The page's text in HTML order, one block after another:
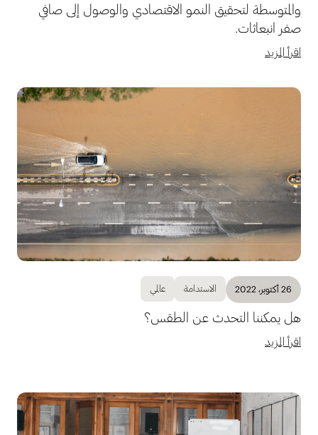
والمتوسطة لتحقيق النمو الاقتصادي والوصول إلى صافي
صفر انبعاثات.
اقرأ المزيد
26 أكتوبر، 2022 الاستدامة عالمي
هل يمكننا التحدث عن الطقس؟
اقرأ المزيد